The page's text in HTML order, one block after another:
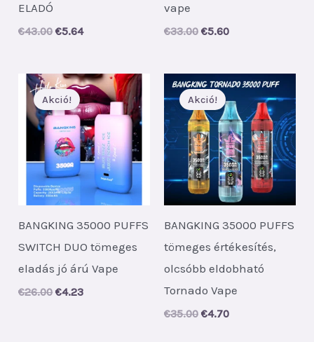
ELADÓ
€43.00 Original
€43.00.
€5.64Current
€5.64.
vape
€33.00 Original
€33.00.
€5.60Current
€5.60.
Akció!
BANGKING 35000 PUFFS
SWITCH DUO tömeges
eladás jó árú Vape
€26.00 Original
€4.23Current
Akció!
BANGKING 35000 PUFFS
tömeges értékesítés,
olcsóbb eldobható
Tornado Vape
€35.00 Original
€4.70Current